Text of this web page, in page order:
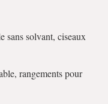
sans solvant, ciseaux
rangements pour